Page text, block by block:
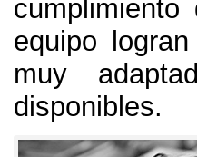
cumplimiento
equipo
muy
disponibles.